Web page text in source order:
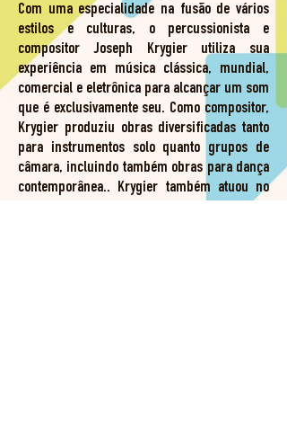
Com uma especialidade na fusão de vários
estilos e culturas, o percussionista e
compositor Joseph Krygier utiliza sua
experiência em música clássica, mundial,
comercial e eletrônica para alcançar um som
que é exclusivamente seu. Como compositor,
Krygier produziu obras diversificadas tanto
para instrumentos solo quanto grupos de
câmara, incluindo também obras para dança
contemporânea.. Krygier também atuou no